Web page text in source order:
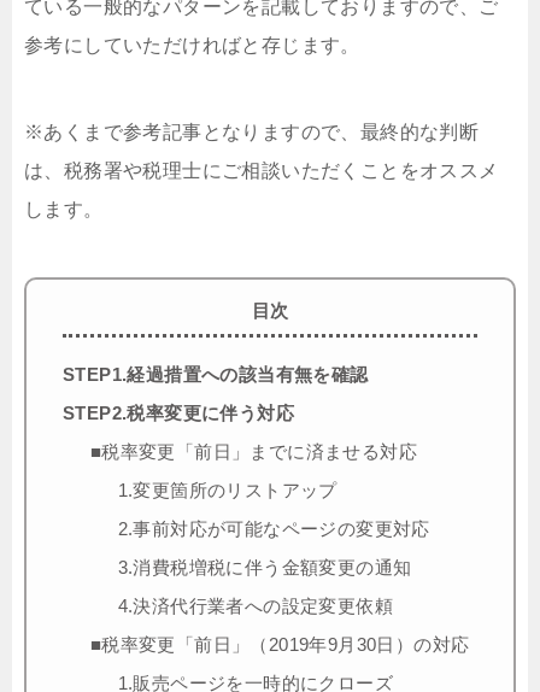
ている一般的なパターンを記載しておりますので、ご
参考にしていただければと存じます。
※あくまで参考記事となりますので、最終的な判断
は、税務署や税理士にご相談いただくことをオススメ
します。
目次
STEP1.経過措置への該当有無を確認
STEP2.税率変更に伴う対応
■税率変更「前日」までに済ませる対応
1.変更箇所のリストアップ
2.事前対応が可能なページの変更対応
3.消費税増税に伴う金額変更の通知
4.決済代行業者への設定変更依頼
■税率変更「前日」（2019年9月30日）の対応
1.販売ページを一時的にクローズ